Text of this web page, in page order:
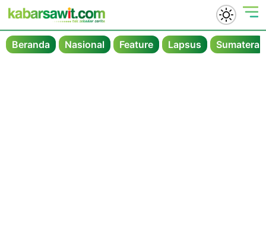
Beranda Nasional Feature Lapsus Sumatera